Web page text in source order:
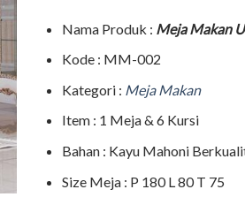
Nama Produk : Meja Makan
Kode : MM-002
Kategori : Meja Makan
Item : 1 Meja & 6 Kursi
Bahan : Kayu Mahoni
Size Meja : P 180 L 80 T 75